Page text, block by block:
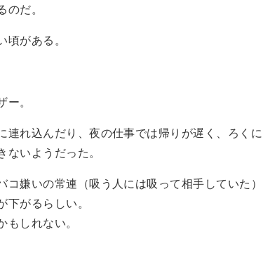
だ。
がある。
。
連れ込んだり、夜の仕事では帰りが遅く、ろくに
いようだった。
嫌いの常連（吸う人には吸って相手していた）
がるらしい。
しれない。